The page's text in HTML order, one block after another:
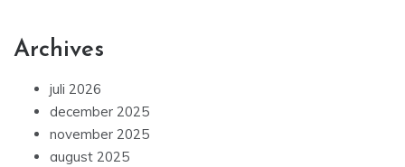
Archives
juli 2026
december 2025
november 2025
august 2025